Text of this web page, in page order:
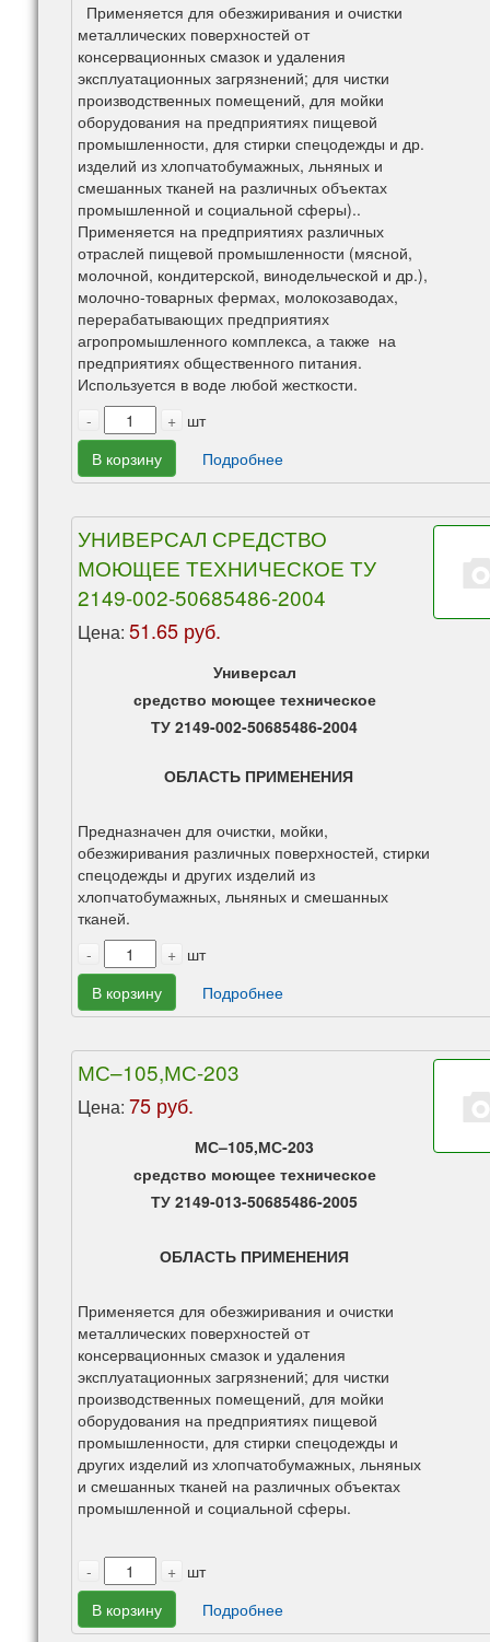
Применяется для обезжиривания и очистки
металлических поверхностей от
консервационных смазок и удаления
эксплуатационных загрязнений; для чистки
производственных помещений, для мойки
оборудования на предприятиях пищевой
промышленности, для стирки спецодежды и др.
изделий из хлопчатобумажных, льняных и
смешанных тканей на различных объектах
промышленной и социальной сферы)..
Применяется на предприятиях различных
отраслей пищевой промышленности (мясной,
молочной, кондитерской, винодельческой и др.),
молочно-товарных фермах, молокозаводах,
перерабатывающих предприятиях
агропромышленного комплекса, а также на
предприятиях общественного питания.
Используется в воде любой жесткости.
-
+ шт
В корзину
Подробнее
УНИВЕРСАЛ СРЕДСТВО
МОЮЩЕЕ ТЕХНИЧЕСКОЕ ТУ
2149-002-50685486-2004
Цена: 51.65 руб.
Универсал
средство моющее техническое
ТУ 2149-002-50685486-2004
ОБЛАСТЬ ПРИМЕНЕНИЯ
Предназначен для очистки, мойки,
обезжиривания различных поверхностей, стирки
спецодежды и других изделий из
хлопчатобумажных, льняных и смешанных
тканей.
-
+ шт
В корзину
Подробнее
МС–105,МС-203
Цена: 75 руб.
МС–105,МС-203
средство моющее техническое
ТУ 2149-013-50685486-2005
ОБЛАСТЬ ПРИМЕНЕНИЯ
Применяется для обезжиривания и очистки
металлических поверхностей от
консервационных смазок и удаления
эксплуатационных загрязнений; для чистки
производственных помещений, для мойки
оборудования на предприятиях пищевой
промышленности, для стирки спецодежды и
других изделий из хлопчатобумажных, льняных
и смешанных тканей на различных объектах
промышленной и социальной сферы.
- + шт
В корзину
Подробнее